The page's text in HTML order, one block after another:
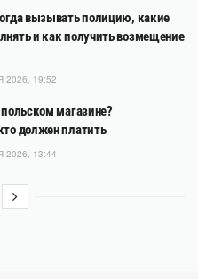
вызывать полицию, какие
и как получить возмещение
2026, 19:52
магазине?
должен платить
2026, 13:44